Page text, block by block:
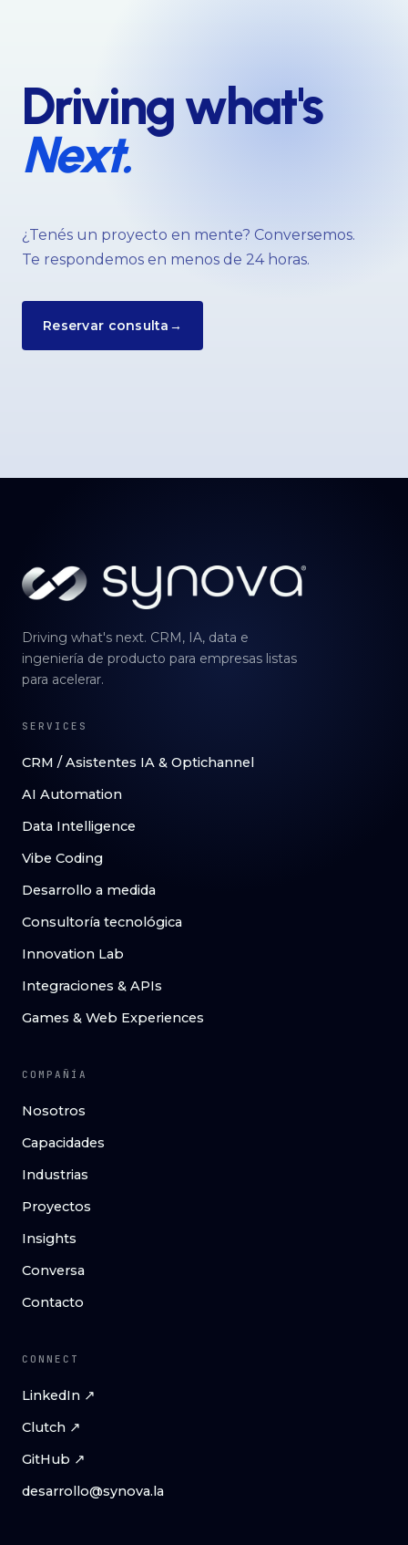
Driving what's
Next.
¿Tenés un proyecto en mente? Conversemos.
Te respondemos en menos de 24 horas.
Reservar consulta →
Driving what's next. CRM, IA, data e
ingeniería de producto para empresas listas
para acelerar.
SERVICES
CRM / Asistentes IA & Optichannel
AI Automation
Data Intelligence
Vibe Coding
Desarrollo a medida
Consultoría tecnológica
Innovation Lab
Integraciones & APIs
Games & Web Experiences
COMPAÑÍA
Nosotros
Capacidades
Industrias
Proyectos
Insights
Conversa
Contacto
CONNECT
LinkedIn ↗
Clutch ↗
GitHub ↗
desarrollo@synova.la